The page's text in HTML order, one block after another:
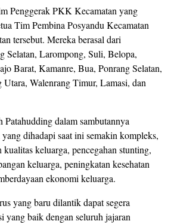
Penggerak PKK Kecamatan yang
Tim Pembina Posyandu Kecamatan
tersebut. Mereka berasal dari
Selatan, Larompong, Suli, Belopa,
Barat, Kamanre, Bua, Ponrang Selatan,
Utara, Walenrang Timur, Lamasi, dan
dalam sambutannya
dihadapi saat ini semakin kompleks,
keluarga, pencegahan stunting,
keluarga, peningkatan kesehatan
ekonomi keluarga.
yang baru dilantik dapat segera
yang baik dengan seluruh jajaran